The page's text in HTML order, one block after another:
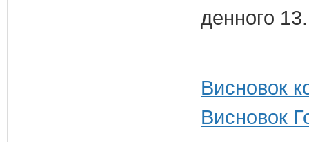
денного
Висновок
Висновок